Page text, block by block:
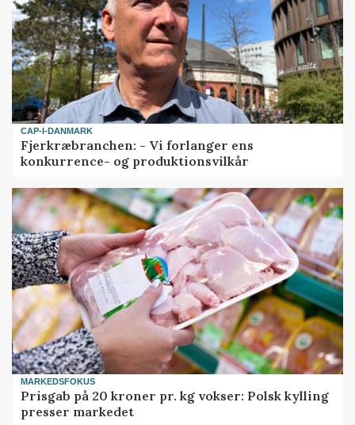
CAP-I-DANMARK
Fjerkræbranchen: - Vi forlanger ens
konkurrence- og produktionsvilkår
MARKEDSFOKUS
Prisgab på 20 kroner pr. kg vokser: Polsk kylling
presser markedet